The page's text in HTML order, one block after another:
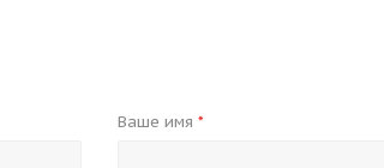
Ваше имя *